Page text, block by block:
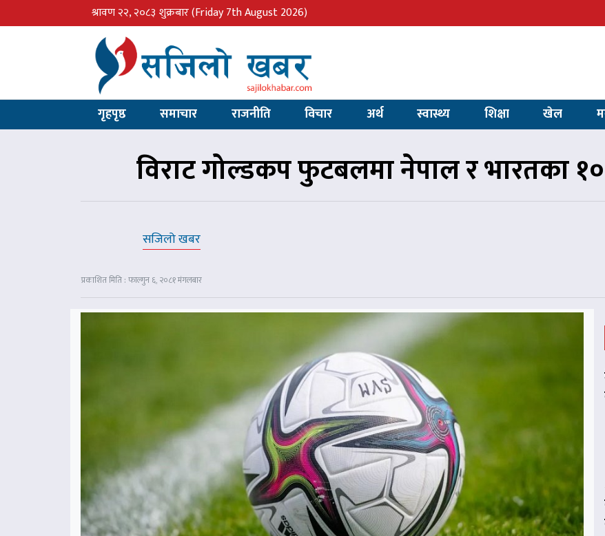
श्रावण २२, २०८३ शुक्रबार(Friday 7th August 2026)
गृहपृष्ठ समाचार राजनीति विचार अर्थ स्वास्थ्य शिक्षा खेल
विराट गोल्डकप फुटबलमा नेपाल र भारतका
सजिलो खबर
प्रकाशित मिति : फाल्गुन ६, २०८१ मंगलबार